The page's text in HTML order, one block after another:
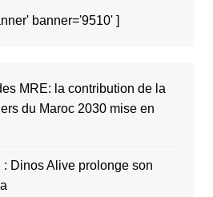
banner='9510' ]
MRE: la contribution de la
du Maroc 2030 mise en
: Dinos Alive prolonge son